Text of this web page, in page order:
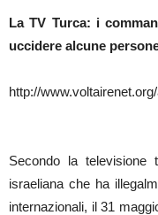
La TV Turca: i
uccidere alcune
http://
Secondo la televisione
israeliana che ha
internazionali, il 31